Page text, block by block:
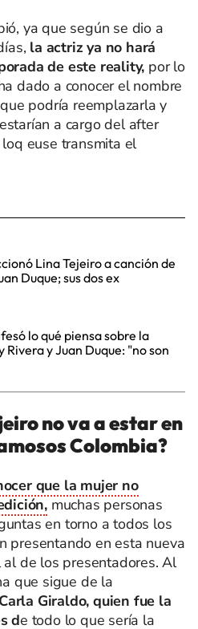
ya que según se dio a
la actriz ya no hará
de este reality, por lo
dado a conocer el nombre
podría reemplazarla y
a cargo del after
euse transmita el
Lina Tejeiro a canción de
Duque; sus dos ex
lo qué piensa sobre la
Rivera y Juan Duque: "no son
no va a estar en
Colombia?
que la mujer no
muchas personas
en torno a todos los
presentando en esta nueva
de los presentadores. Al
que sigue de la
Giraldo, quien fue la
de todo lo que sería la